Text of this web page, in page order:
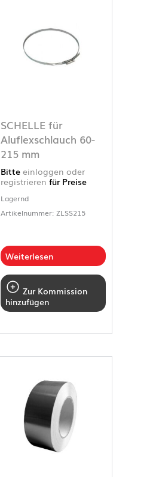
SCHELLE für
Aluflexschlauch 60-
215 mm
Bitteeinloggen oder
registrieren für Preise
Lagernd
Artikelnummer: ZLSS215
Weiterlesen
Zur Kommission
hinzufügen